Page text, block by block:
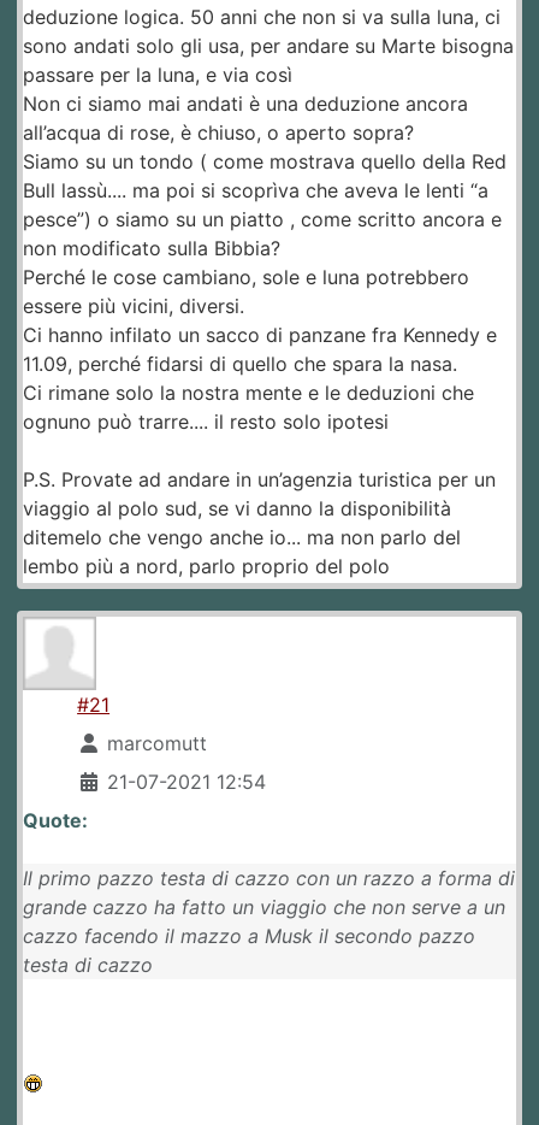
deduzione logica. 50 anni che non si va sulla luna, ci
sono andati solo gli usa, per andare su Marte bisogna
passare per la luna, e via così
Non ci siamo mai andati è una deduzione ancora
all’acqua di rose, è chiuso, o aperto sopra?
Siamo su un tondo ( come mostrava quello della Red
Bull lassù.... ma poi si scoprìva che aveva le lenti “a
pesce”) o siamo su un piatto , come scritto ancora e
non modificato sulla Bibbia?
Perché le cose cambiano, sole e luna potrebbero
essere più vicini, diversi.
Ci hanno infilato un sacco di panzane fra Kennedy e
11.09, perché fidarsi di quello che spara la nasa.
Ci rimane solo la nostra mente e le deduzioni che
ognuno può trarre.... il resto solo ipotesi
P.S. Provate ad andare in un’agenzia turistica per un
viaggio al polo sud, se vi danno la disponibilità
ditemelo che vengo anche io... ma non parlo del
lembo più a nord, parlo proprio del polo
#21
marcomutt
21-07-2021 12:54
Quote:
Il primo pazzo testa di cazzo con un razzo a forma di
grande cazzo ha fatto un viaggio che non serve a un
cazzo facendo il mazzo a Musk il secondo pazzo
testa di cazzo